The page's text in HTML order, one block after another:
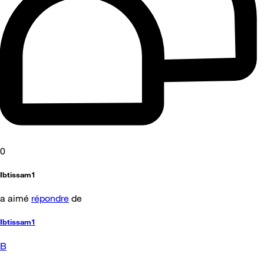
0
Ibtissam1
a aimé répondre de
Ibtissam1
B